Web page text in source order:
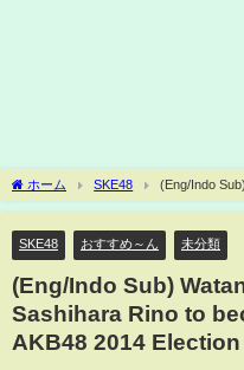
ホーム SKE48
(Eng/Indo
become AKB48 Center | AKB48 2014
SKE48 おすすめ～ん 未分類
(Eng/Indo Sub)
Sashihara Rino to
AKB48 2014 Election